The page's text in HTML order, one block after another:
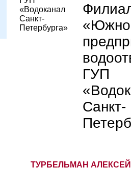
ГУП
Санкт-
ТУРБЕЛЬМАН